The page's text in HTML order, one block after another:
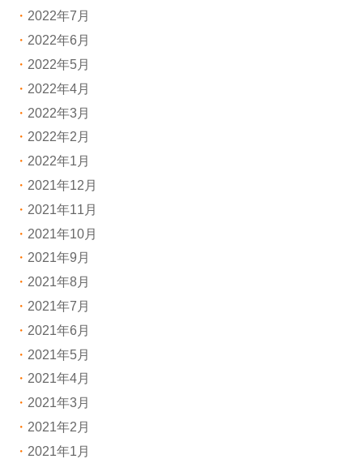
2022年7月
2022年6月
2022年5月
2022年4月
2022年3月
2022年2月
2022年1月
2021年12月
2021年11月
2021年10月
2021年9月
2021年8月
2021年7月
2021年6月
2021年5月
2021年4月
2021年3月
2021年2月
2021年1月